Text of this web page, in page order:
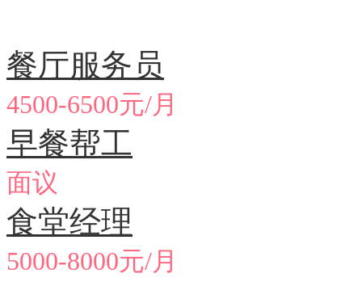
餐厅服务员
4500-6500元/月
早餐帮工
面议
食堂经理
5000-8000元/月